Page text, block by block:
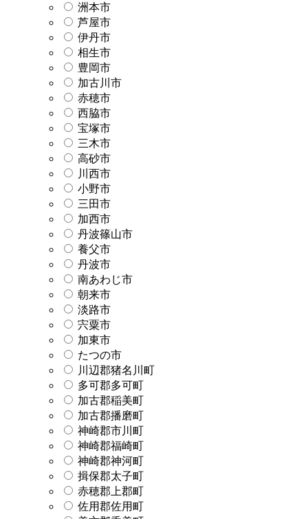
洲本市
芦屋市
伊丹市
相生市
豊岡市
加古川市
赤穂市
西脇市
宝塚市
三木市
高砂市
川西市
小野市
三田市
加西市
丹波篠山市
養父市
丹波市
南あわじ市
朝来市
淡路市
宍粟市
加東市
たつの市
川辺郡猪名川町
多可郡多可町
加古郡稲美町
加古郡播磨町
神崎郡市川町
神崎郡福崎町
神崎郡神河町
揖保郡太子町
赤穂郡上郡町
佐用郡佐用町